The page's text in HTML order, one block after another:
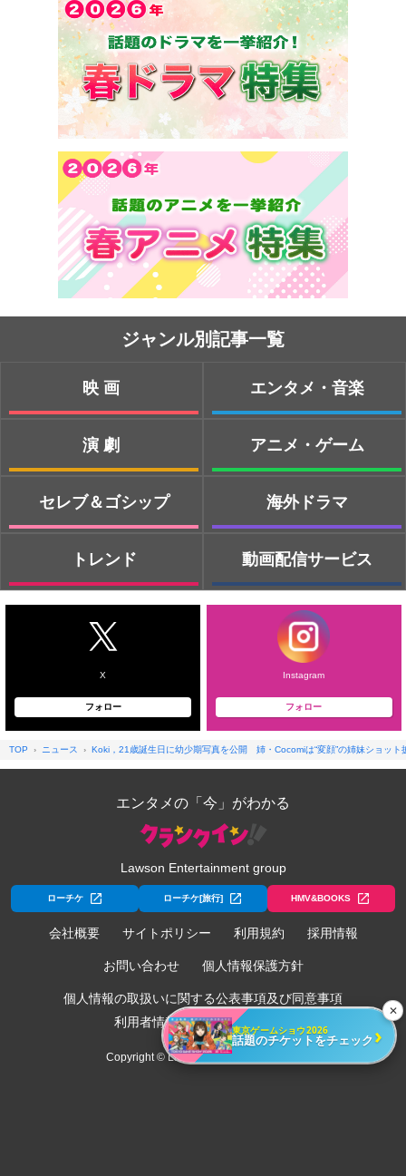
ジャンル別記事一覧
映画
演劇
セレブ＆ゴシップ
トレンド
エンタメ・音楽
アニメ・ゲーム
海外ドラマ
動画配信サービス
X
フォロー
Instagram
フォロー
TOP ニュース Koki，21歳誕生日に幼少期写真を公開 姉・Cocomiは“変顔”の姉妹ショット
エンタメの「今」がわかる
Lawson Entertainment group
ローチケ ローチケ[旅行] HMV&BOOKS
会社概要 サイトポリシー 利用規約 採用情報
お問い合わせ 個人情報保護方針
個人情報の取扱いに関する公表事項及び同意事項
利用者情報の外部送信について
Copyright © Lawson Entertainment, Inc.
✕
東京ゲームショウ2026
話題のチケットをチェック ›